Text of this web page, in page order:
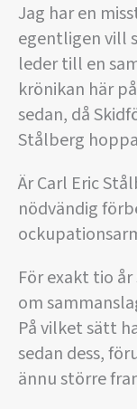
Jag har en
egentligen vill
leder till en
krönikan här
sedan, då
Stålberg
Är Carl Eric
nödvändig
För exakt tio
om
På vilket sätt
sedan dess,
ännu större